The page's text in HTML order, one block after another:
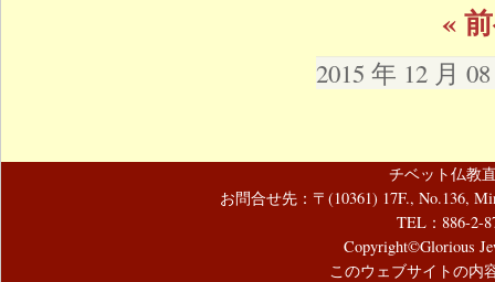
«
2015 年 12 月
チベット仏教
お問合せ先：〒(10361) 17F., No.136,
TEL：886-2-
Copyright©Glorious
このウェブサイトの内